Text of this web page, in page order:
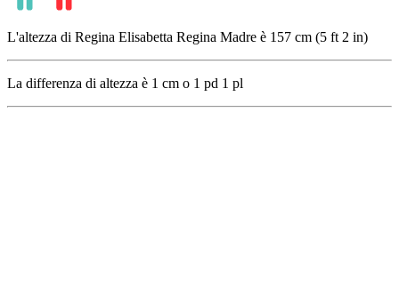
L'altezza di Regina Elisabetta Regina Madre è 157 cm (5 ft 2 in)
La differenza di altezza è 1 cm o 1 pd 1 pl